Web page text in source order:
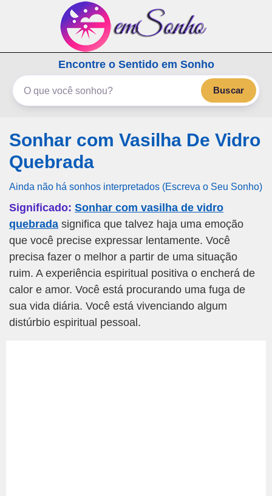
emSonho.com
Os sonhos significam mais
Encontre o Sentido em Sonho
Buscar
Sonhar com Vasilha De Vidro
Quebrada
Ainda não há sonhos interpretados (Escreva o Seu Sonho)
Significado: Sonhar com vasilha de vidro
quebrada significa que talvez haja uma emoção
que você precise expressar lentamente. Você
precisa fazer o melhor a partir de uma situação
ruim. A experiência espiritual positiva o encherá de
calor e amor. Você está procurando uma fuga de
sua vida diária. Você está vivenciando algum
distúrbio espiritual pessoal.